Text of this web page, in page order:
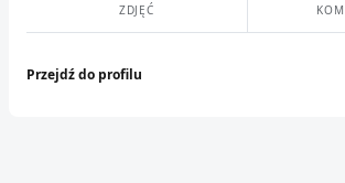
ZDJĘĆ
Przejdź do profilu